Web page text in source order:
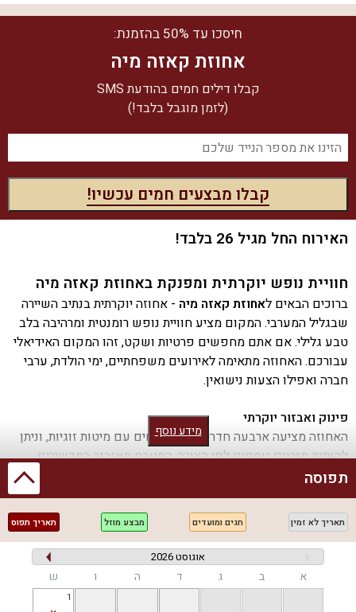
חיסכו עד 50% בהזמנת:
אחוזת קאזה מיה
קבלו דילים חמים בהודעת SMS
(לזמן מוגבל בלבד!)
האירוח החל מגיל 26 בלבד!
חוויית נופש יוקרתית ומפנקת באחוזת קאזה מיה
ברוכים הבאים לאחוזת קאזה מיה - אחוזה יוקרתית בנתיב השיירה
שבגליל המערבי. המקום מציע חוויית נופש רומנטית ומרהיבה בלב
טבע גלילי. אם אתם מחפשים פרטיות ושקט, זהו המקום האידיאלי
עבורכם. האחוזה מתאימה לאירועים משפחתיים, ימי הולדת, ערבי
חברה ואפילו הצעות נישואין.
פינוק ואבזור יוקרתי
האחוזה מציעה ארבעה חדרי שינה מרווחים עם מיטות זוגיות, וניתן
להוסיף מזרנים נוספים לפי הצורך. המטבח מאובזר במכשירים
מתקדמים כמו מכונת אספרסו עם קפסולות, מדיח כלים ותמי 4.
תוכלו ליהנות מארוחות שף בהזמנה, כולל ארוחות כשרות או ללא
גלוטן - הכל בתיאום מראש ובתשלום נפרד.
מתחם חיצוני מרהיב
במתחם החיצוני תוכלו להתרווח על מיטות שיזוף לצד בריכת שחייה
פרטית מחוממת ומגודרת. ישנה גם עמדת מנגל BBQ, פינות ישיבה
מפנקות ושולחן פינג פונג להנאה מירבית. כל אלו משתלבים עם
מידע נוסף
תפוסה
תאריך לא זמין חגים ומועדים מבצע מוזל תאריך תפוס
אוגוסט 2026
א ב ג ד ה ו ש
1